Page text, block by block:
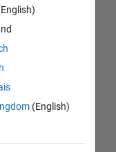
(English)